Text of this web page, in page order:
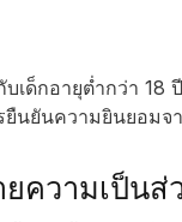
เด็กอายุต่ำกว่า 18
นยันความยินยอม
ยความเป็นส่